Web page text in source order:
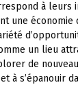
à leurs
une économie
un lieu
de
à s’épanouir